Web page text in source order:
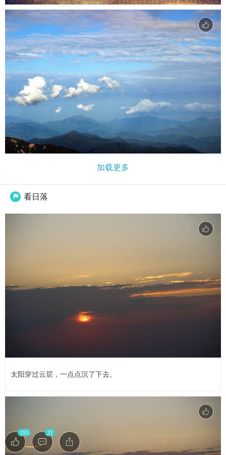
加载更多
 看日落
太阳穿过云层，一点点沉了下去。
193 31